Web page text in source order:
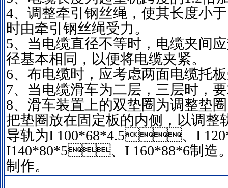
4、调整牵引钢丝绳，使其长度小
时由牵引钢丝绳受力。
5、当电缆直径不等时，电缆夹
径基本相同，以便将电缆夹紧。
6、布电缆时，应考虑两面电缆托
7、当电缆滑车为二层，三层时，
8、滑车装置上的双垫圈为调整垫圈
把垫圈放在固定板的内侧，以调整
导轨为I 100*68*4.5、I
I140*80*5、I 160*88*6制造
制作。